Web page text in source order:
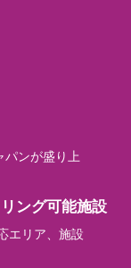
パンが盛り上
ング可能施設
エリア、施設